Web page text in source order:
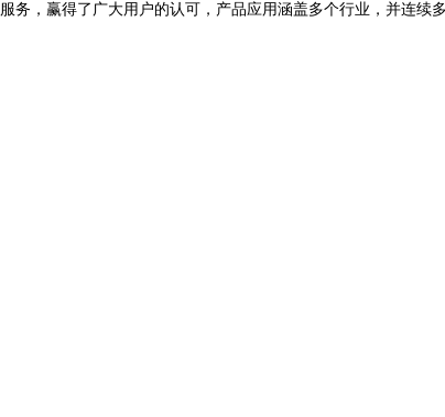
服务，赢得了广大用户的认可，产品应用涵盖多个行业，并连续